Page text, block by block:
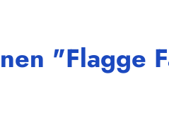
"Flagge